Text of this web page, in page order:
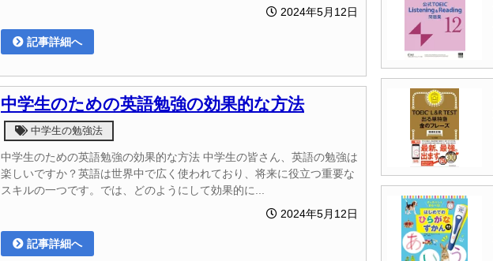
2024年5月12日
記事詳細へ
中学生のための英語勉強の効果的な方法
中学生の勉強法
中学生のための英語勉強の効果的な方法 中学生の皆さん、英語の勉強は
楽しいですか？英語は世界中で広く使われており、将来に役立つ重要な
スキルの一つです。では、どのようにして効果的に...
2024年5月12日
記事詳細へ